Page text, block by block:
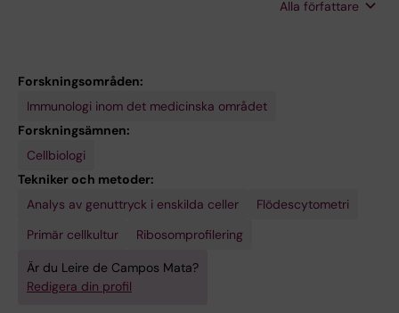
Tachó-Piñot R; Kuksin M; Aldea IA; Melero NR;
Alla författare
Forskningsområden:
Immunologi inom det medicinska området
Forskningsämnen:
Cellbiologi
Tekniker och metoder:
Analys av genuttryck i enskilda celler
Flödescytometri
Primär cellkultur
Ribosomprofilering
Är du Leire de Campos Mata?
Redigera din profil